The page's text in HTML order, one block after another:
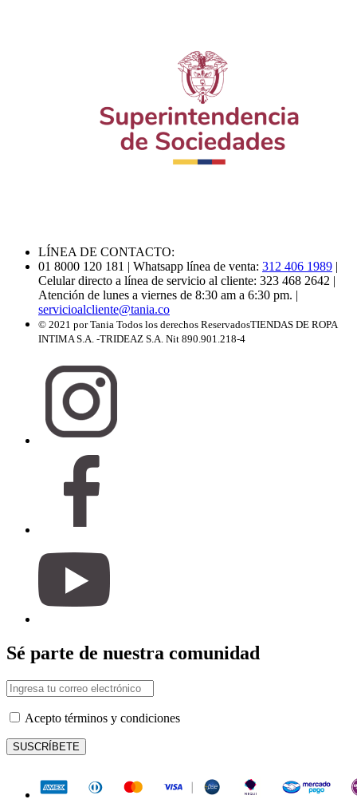
LÍNEA DE CONTACTO:
01 8000 120 181 | Whatsapp línea de venta: 312 406 1989
Celular directo a línea de servicio al cliente: 323 468 2642
Atención de lunes a viernes de 8:30 am a 6:30 pm.
servicioalcliente@tania.co
© 2021 por Tania Todos los derechos ReservadosTIENDAS DE ROPA
INTIMA S.A. -TRIDEAZ S.A. Nit 890.901.218-4
Sé parte de nuestra comunidad
Acepto términos y condiciones